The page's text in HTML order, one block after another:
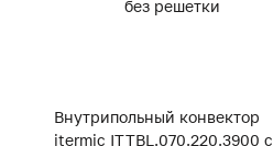
Внутрипольный конвектор
itermic ITTBL.070.220.3900 с